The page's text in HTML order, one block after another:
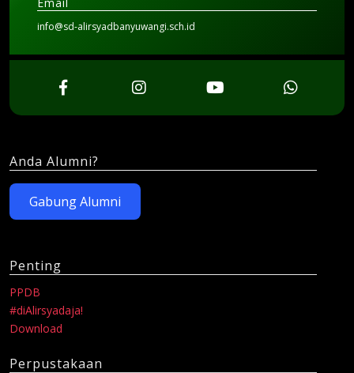
info@sd-alirsyadbanyuwangi.sch.id
Anda Alumni?
Gabung Alumni
Penting
PPDB
#diAlirsyadaja!
Download
Perpustakaan